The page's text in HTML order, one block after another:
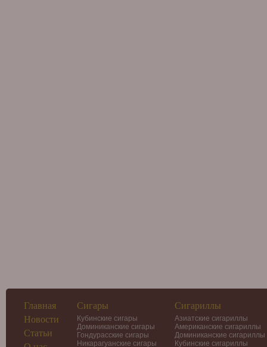
Главная
Новости
Статьи
Сигары
Кубинские сигары
Доминиканские сигары
Гондурасские сигары
Никарагуанские сигары
Сигариллы
Азиатские сигариллы
Американские сигариллы
Доминиканские сигариллы
Кубинские сигариллы